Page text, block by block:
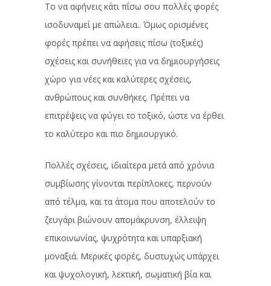
Το να αφήνεις κάτι πίσω σου πολλές φορές
ισοδυναμεί με απώλεια.. Όμως ορισμένες
φορές πρέπει να αφήσεις πίσω (τοξικές)
σχέσεις και συνήθειες για να δημιουργήσεις
χώρο για νέες και καλύτερες σχέσεις,
ανθρώπους και συνθήκες. Πρέπει να
επιτρέψεις να φύγει το τοξικό, ώστε να έρθει
το καλύτερο και πιο δημιουργικό.
Πολλές σχέσεις, ιδιαίτερα μετά από χρόνια
συμβίωσης γίνονται περίπλοκες, περνούν
από τέλμα, και τα άτομα που αποτελούν το
ζευγάρι βιώνουν απομάκρυνση, έλλειψη
επικοινωνίας, ψυχρότητα και υπαρξιακή
μοναξιά. Μερικές φορές, δυστυχώς υπάρχει
και ψυχολογική, λεκτική, σωματική βία και